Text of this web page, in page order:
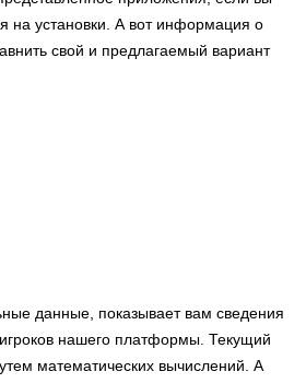
на установки. А вот информация о
свой и предлагаемый вариант
данные, показывает вам сведения
нашего платформы. Текущий
математических вычислений. А